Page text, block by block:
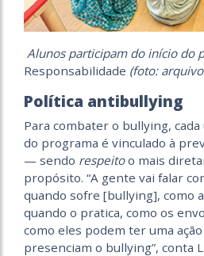
Alunos participam do início do
Responsabilidade (foto:
Política antibullying
Para combater o bullying,
do programa é vinculado à
— sendo respeitoo mais
propósito. “A gente vai falar
quando sofre [bullying], como
quando o pratica, como os
como eles podem ter uma
presenciam o bullying”, conta